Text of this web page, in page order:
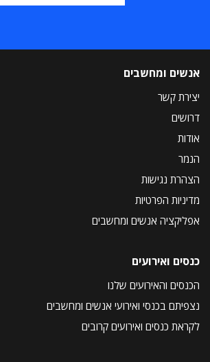
אנשים ומחשבים
יצירת קשר
דרושים
אודות
הנמר
הצהרת נגישות
מדיניות הפרטיות
אפליקציה אנשים ומחשבים
כנסים ואירועים
הכנסים והאירועים שלנו
נצפיתם בכנסי ואירועי אנשים ומחשבים
לקראת כנסים ואירועים קרובים